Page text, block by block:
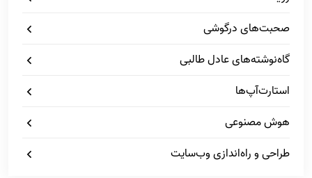
صحبت‌های درگوشی
گاه‌نوشته‌های عادل طالبی
استارت‌آپ‌ها
هوش مصنوعی
طراحی و راه‌اندازی وب‌سایت